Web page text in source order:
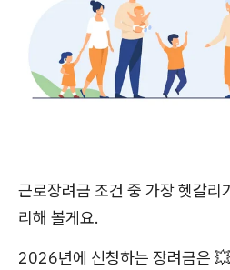
근로장려금 조건 중 가장 헷갈리
리해 볼게요.
2026년에 신청하는 장려금은 💥